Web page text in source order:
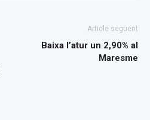
Article següent
Baixa l’atur un 2,90% al
Maresme